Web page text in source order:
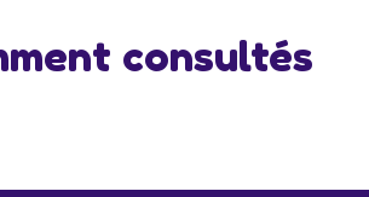
consultés